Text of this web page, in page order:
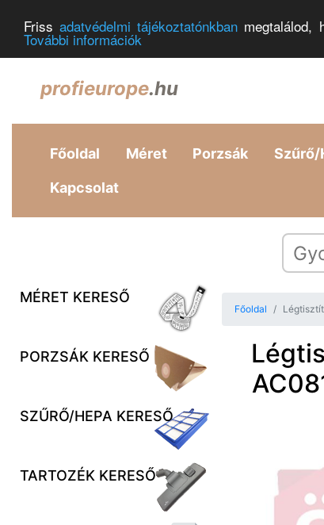
Frissadatvédelmi tájékoztatónkban megtalálod,
További információk
profieurope.hu
Főoldal Méret Porzsák Szűrő/
Kapcsolat
MÉRET KERESŐ
PORZSÁK KERESŐ
SZŰRŐ/HEPA KERESŐ
TARTOZÉK KERESŐ
Főoldal